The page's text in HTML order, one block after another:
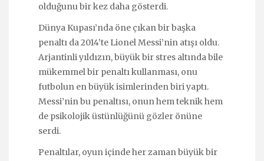
olduğunu bir kez daha gösterdi.
Dünya Kupası’nda öne çıkan bir başka
penaltı da 2014’te Lionel Messi’nin atışı oldu.
Arjantinli yıldızın, büyük bir stres altında bile
mükemmel bir penaltı kullanması, onu
futbolun en büyük isimlerinden biri yaptı.
Messi’nin bu penaltısı, onun hem teknik hem
de psikolojik üstünlüğünü gözler önüne
serdi.
Penaltılar, oyun içinde her zaman büyük bir